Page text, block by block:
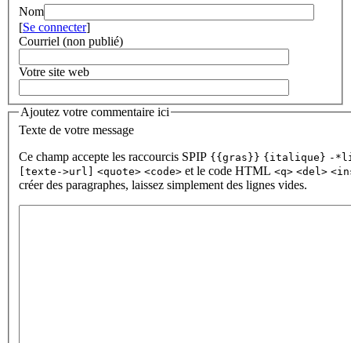
Nom
[Se connecter]
Courriel (non publié)
Votre site web
Ajoutez votre commentaire ici
Texte de votre message
Ce champ accepte les raccourcis SPIP {{gras}} {italique} -
[texte->url]
<quote> <code> et le code HTML <q> <del>
créer des paragraphes, laissez simplement des lignes vides.